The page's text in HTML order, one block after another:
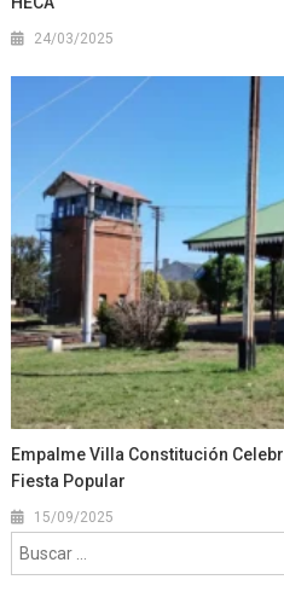
24/03/2025
Empalme Villa Constitución
Fiesta Popular
15/09/2025